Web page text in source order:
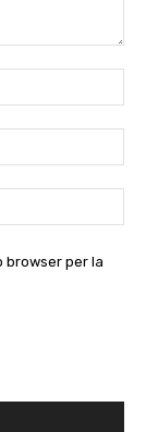
browser per la